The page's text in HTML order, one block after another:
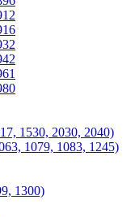
1530, 2030, 2040)
1079, 1083, 1245)
1300)